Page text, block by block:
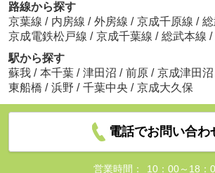
路線から探す
京葉線 / 内房線 / 外房線 / 京成千原線 /
京成電鉄松戸線 / 京成千葉線 / 総武本線 /
駅から探す
蘇我 / 本千葉 / 津田沼 / 前原 / 京成津田沼
東船橋 / 浜野 / 千葉中央 / 京成大久保
電話でお問い合わ
営業時間： 10：00～18：